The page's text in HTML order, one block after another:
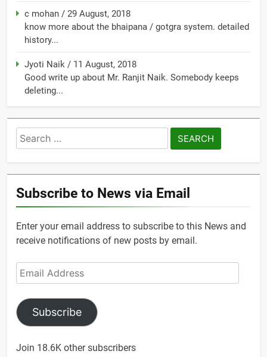
c mohan / 29 August, 2018
know more about the bhaipana / gotgra system. detailed
history...
Jyoti Naik / 11 August, 2018
Good write up about Mr. Ranjit Naik. Somebody keeps
deleting...
Search
for:
Subscribe to News via Email
Enter your email address to subscribe to this News and
receive notifications of new posts by email.
Email
Address
Subscribe
Join 18.6K other subscribers